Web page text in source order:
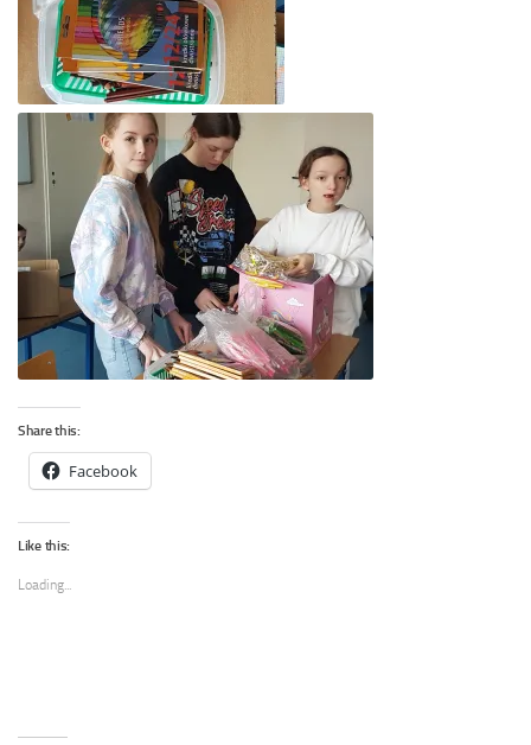
Share this:
Facebook
Like this:
Loading...